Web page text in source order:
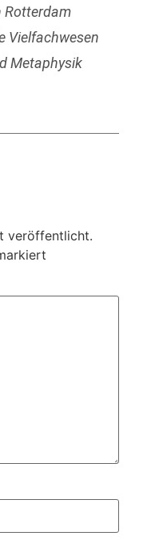
Rotterdam
Vielfachwesen
Metaphysik
veröffentlicht.